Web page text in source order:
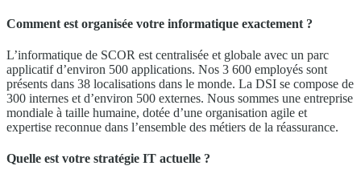
Comment est organisée votre informatique exactement ?
L’informatique de SCOR est centralisée et globale avec un parc
applicatif d’environ 500 applications. Nos 3 600 employés sont
présents dans 38 localisations dans le monde. La DSI se compose de
300 internes et d’environ 500 externes. Nous sommes une entreprise
mondiale à taille humaine, dotée d’une organisation agile et
expertise reconnue dans l’ensemble des métiers de la réassurance.
Quelle est votre stratégie IT actuelle ?